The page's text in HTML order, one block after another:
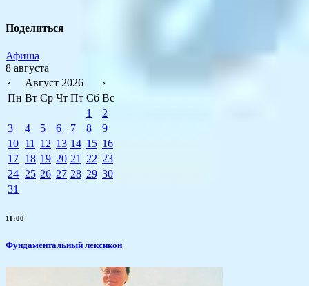
Поделиться
Афиша
8 августа
‹
Август 2026
›
Пн Вт Ср Чт Пт Сб Вс
1
2
3
4 5 6 7 8
9
10 11 12 13 14 15 16
17 18 19 20 21 22 23
24 25 26 27 28 29 30
31
11:00
Фундаментальный лексикон